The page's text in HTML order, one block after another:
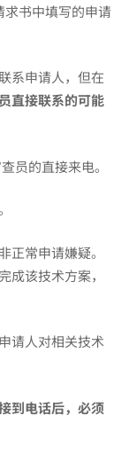
求书中填写的申请
系申请人，但在
直接联系的可能
员的直接来电。
正常申请嫌疑。
成该技术方案，
请人对相关技术
到电话后，必须